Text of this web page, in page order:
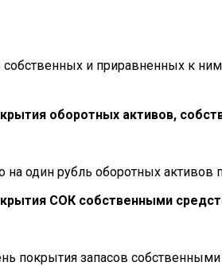
собственных и приравненных к
оборотных активов,
на один рубль оборотных активов
СОК собственными
покрытия запасов